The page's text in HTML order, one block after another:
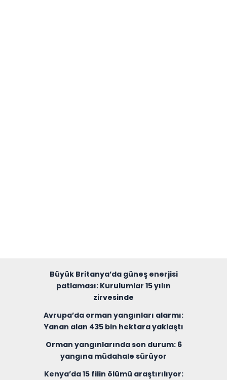
Büyük Britanya’da güneş enerjisi
patlaması: Kurulumlar 15 yılın
zirvesinde
Avrupa’da orman yangınları alarmı:
Yanan alan 435 bin hektara yaklaştı
Orman yangınlarında son durum: 6
yangına müdahale sürüyor
Kenya’da 15 filin ölümü araştırılıyor: